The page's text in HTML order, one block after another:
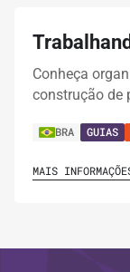
Conheça
construção de
BRA GUIAS
MAIS